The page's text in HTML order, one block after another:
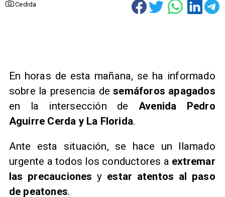
Cedida
En horas de esta mañana, se ha informado
sobre la presencia desemáforos apagados
en la intersección de Avenida Pedro
Aguirre Cerda y La Florida.
Ante esta situación, se hace un llamado
urgente a todos los conductores a extremar
las precauciones y estar atentos al paso
de peatones.